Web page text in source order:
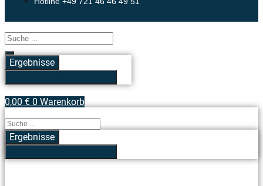
Search
...
Ergebnisse
0,00 € 0 Warenkorb
Search
...Ergebnisse